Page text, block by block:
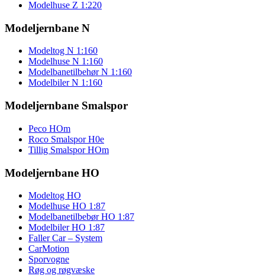
Modelhuse Z 1:220
Modeljernbane N
Modeltog N 1:160
Modelhuse N 1:160
Modelbanetilbehør N 1:160
Modelbiler N 1:160
Modeljernbane Smalspor
Peco HOm
Roco Smalspor H0e
Tillig Smalspor HOm
Modeljernbane HO
Modeltog HO
Modelhuse HO 1:87
Modelbanetilbebør HO 1:87
Modelbiler HO 1:87
Faller Car – System
CarMotion
Sporvogne
Røg og røgvæske